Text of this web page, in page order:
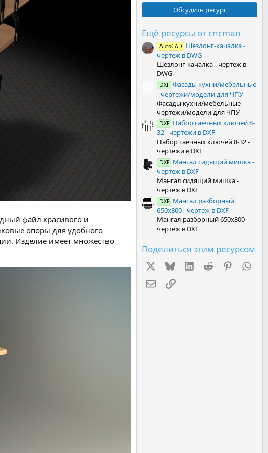
файл красивого и
опоры для удобного
Изделие имеет множество
0
з
ё
з
д
Обсудить ресурс
Ещё ресурсы от cncman
AutoCAD
Шезлонг-качалка -
чертеж в DWG
Шезлонг-качалка - чертеж в
DWG
DXF Фасады кухни/мебельные
- чертежи/модели для ЧПУ
Фасады кухни/мебельные -
чертежи/модели для ЧПУ
DXF Набор гаечных ключей 8-
32 - чертежи в DXF
Набор гаечных ключей 8-32 -
чертежи в DXF
DXF Мангал сидящий мишка -
чертеж в DXF
Мангал сидящий мишка -
чертеж в DXF
DXF Мангал разборный
650х300 - чертеж в DXF
Мангал разборный 650х300 -
чертеж в DXF
Поделиться этим ресурсом
BlueskyLinkedInReddit Pinterest
Электронная почта
Ссылка